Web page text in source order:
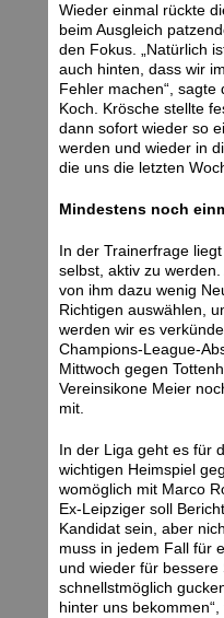
Wieder einmal rückte
beim Ausgleich
den Fokus. „Natürlich
auch hinten, dass wir
Fehler machen“,
Koch. Krösche stellte
dann sofort wieder so
werden und wieder in
die uns die letzten
Mindestens noch
In der Trainerfrage
selbst, aktiv zu
von ihm dazu wenig
Richtigen auswählen,
werden wir es
Champions-League-
Mittwoch gegen
Vereinsikone Meier
mit.
In der Liga geht es für
wichtigen Heimspiel
womöglich mit Marco
Ex-Leipziger soll
Kandidat sein, aber
muss in jedem Fall für
und wieder für bessere
schnellstmöglich
hinter uns bekommen“,